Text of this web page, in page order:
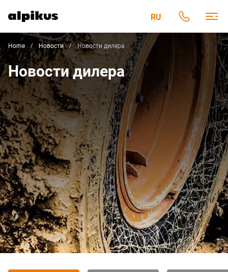
RU
Home Новости Новости дилера
Новости дилера